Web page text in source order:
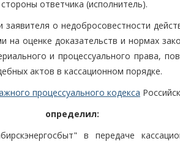
ответчика (исполнитель).
о недобросовестности
оценке доказательств и нормах
и процессуального права,
актов в кассационном порядке.
процессуального кодекса
определил:
в передаче